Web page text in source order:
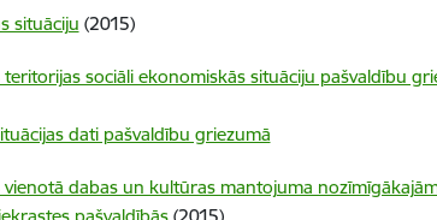
situāciju (2015)
sociāli ekonomiskās situāciju pašvaldību
dati pašvaldību griezumā
dabas un kultūras mantojuma